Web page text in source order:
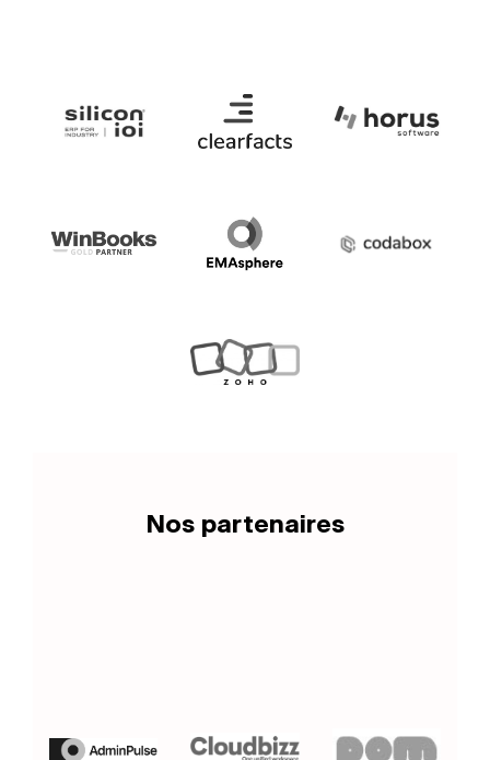
Nos partenaires